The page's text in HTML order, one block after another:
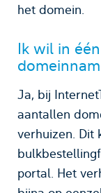
het domein.
Ik wil in
Ja, bij
aantallen
verhuizen. Dit kan met de speciale
portal. Het verhuizen van